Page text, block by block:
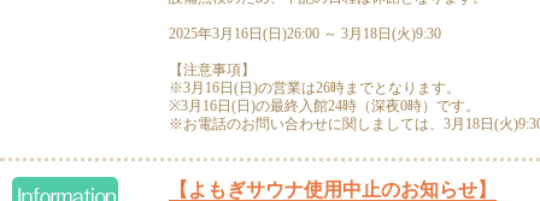
2025年3月16日(日)26:00 ～ 3月18日(火)9:30
【注意事項】
※3月16日(日)の営業は26時までとなります。
※3月16日(日)の最終入館24時（深夜0時）です。
※お電話のお問い合わせに関しましては、3月18日(火
【よもぎサウナ使用中止のお知らせ】